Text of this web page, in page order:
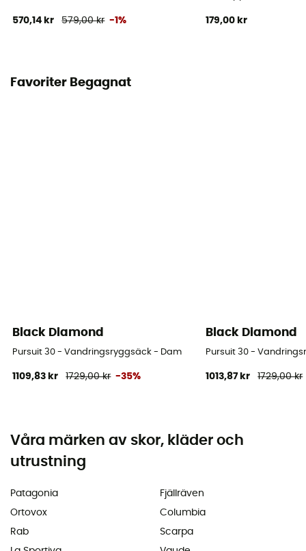
570,14 kr 579,00 kr -1% 179,00 kr
Favoriter Begagnat
Black Diamond
Pursuit 30 - Vandringsryggsäck - Dam
1109,83 kr 1729,00 kr -35%
Black Diamond
Pursuit 30 -
1013,87 kr 1729,00 kr
Våra märken av skor, kläder och
utrustning
Patagonia
Ortovox
Rab
Fjällräven
Columbia
Scarpa